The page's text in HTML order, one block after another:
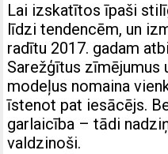
Lai izskatītos īpaši
līdzi tendencēm, un
radītu 2017. gadam
Sarežģītus zīmējumus
modeļus nomaina
īstenot pat iesācējs.
garlaicība – tādi
valdzinoši.